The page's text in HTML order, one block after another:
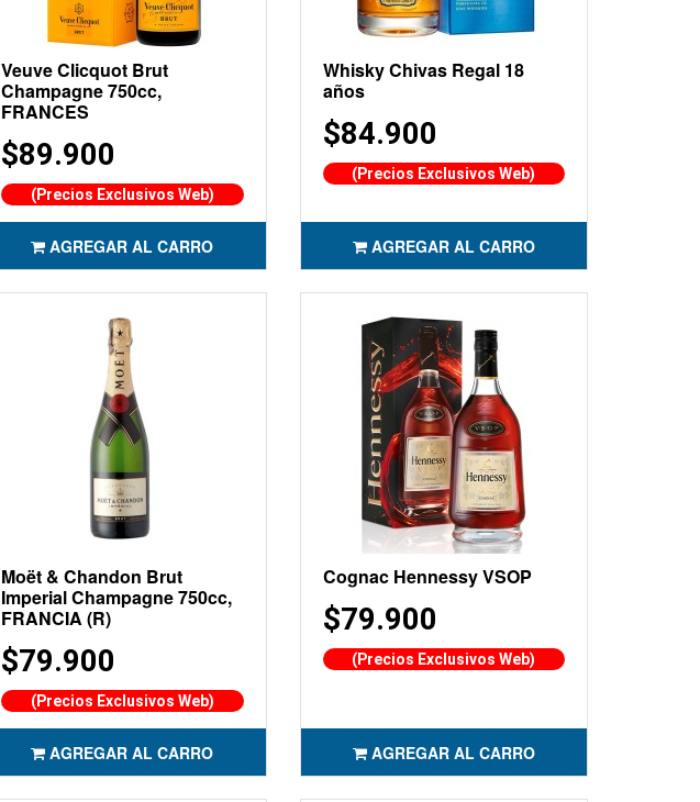
Veuve Clicquot Brut
Champagne 750cc,
FRANCES
$89.900
(Precios Exclusivos Web)
AGREGAR AL CARRO
Whisky Chivas Regal 18
años
$84.900
(Precios Exclusivos Web)
AGREGAR AL CARRO
Moët & Chandon Brut
Imperial Champagne 750cc,
FRANCIA (R)
$79.900
(Precios Exclusivos Web)
AGREGAR AL CARRO
Cognac Hennessy VSOP
$79.900
(Precios Exclusivos Web)
AGREGAR AL CARRO